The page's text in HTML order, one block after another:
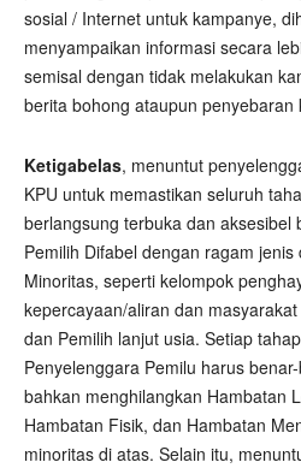
sosial / Internet untuk kampanye,
menyampaikan informasi secara
semisal dengan tidak melakukan
berita bohong ataupun penyebaran
Ketigabelas, menuntut
KPU untuk memastikan seluruh
berlangsung terbuka dan aksesibel
Pemilih Difabel dengan ragam jenis
Minoritas, seperti kelompok
kepercayaan/aliran dan
dan Pemilih lanjut usia. Setiap
Penyelenggara Pemilu harus
bahkan menghilangkan Hambatan
Hambatan Fisik, dan Hambatan
minoritas di atas. Selain itu,